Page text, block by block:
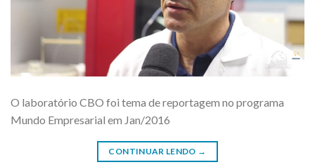
O laboratório CBO foi tema de reportagem no programa
Mundo Empresarial em Jan/2016
CONTINUAR LENDO →